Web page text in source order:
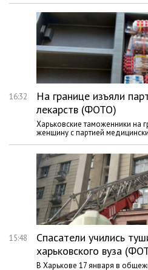
16:32
На границе изъяли
лекарств (ФОТО)
Харьковские таможенники на
женщину с партией
15:48
Спасатели учились
харьковского вуза
В Харькове 17 января в